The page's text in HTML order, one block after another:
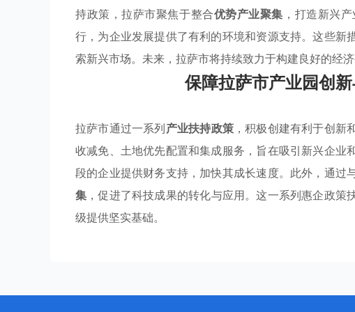
持政策，拉萨市聚焦于整合优势产业聚集 ，打造新兴
行，为企业发展提供了有利的环境和资源支持。这些
索新兴市场。未来，拉萨市将持续致力于构建良好的经
保障拉萨市产业园创
拉萨市通过一系列产业扶持政策，积极创建有利于创新
收减免、土地优先配置和集成服务，旨在吸引新兴企
段的企业提供财务支持，加快其成长速度。此外，通过
集 ，促进了科技成果的转化与应用。这一系列惠企政
级提供坚实基础。